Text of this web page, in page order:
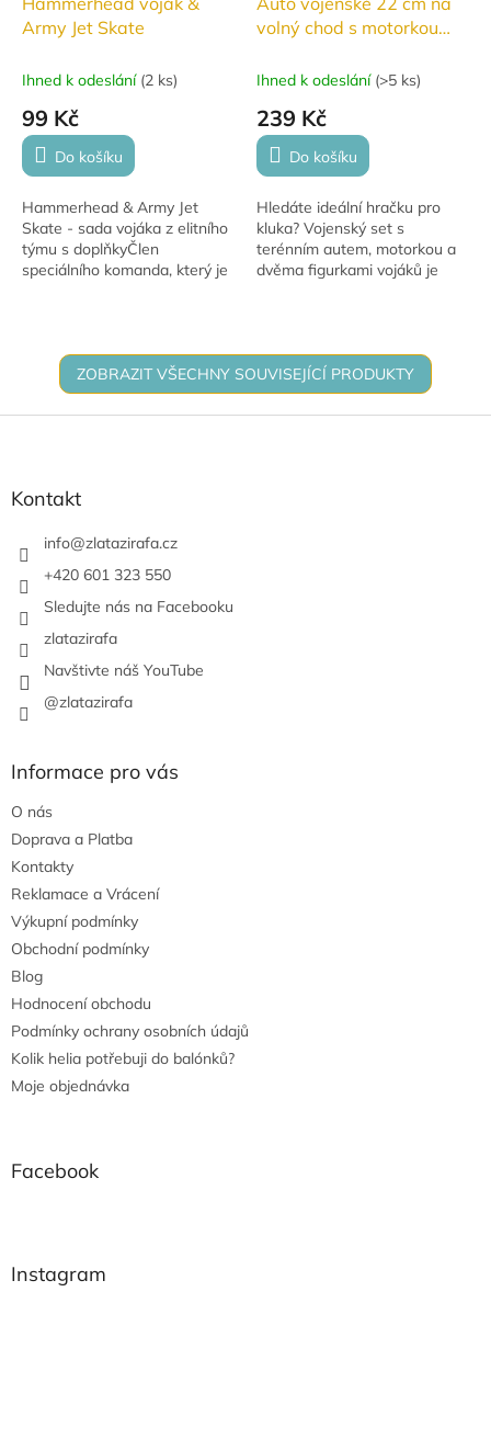
Army Jet Skate
Ihned k odeslání (2 ks)
99 Kč
Do košíku
Hammerhead & Army Jet
Skate - sada vojáka z elitního
týmu s doplňkyČlen
speciálního komanda, který je
volný chod s motorkou
Ihned k odeslání (>5 ks)
239 Kč
Do košíku
Hledáte ideální hračku pro
kluka? Vojenský set s
terénním autem, motorkou a
dvěma figurkami vojáků je
ZOBRAZIT VŠECHNY SOUVISEJÍCÍ PRODUKTY
Z
Kontakt
info@zlatazirafa.cz
+420 601 323 550
Sledujte nás na Facebooku
zlatazirafa
Navštivte náš YouTube
@zlatazirafa
Informace pro vás
O nás
Doprava a Platba
Kontakty
Reklamace a Vrácení
Výkupní podmínky
Obchodní podmínky
Blog
Hodnocení obchodu
Podmínky ochrany osobních údajů
Kolik helia potřebuji do balónků?
Moje objednávka
Facebook
Instagram